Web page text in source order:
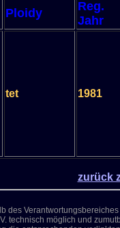
Ploidy
Reg.
Jahr
tet 1981
zurück
technisch möglich und